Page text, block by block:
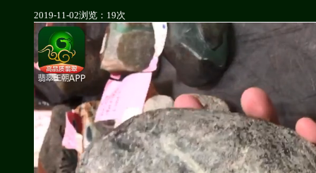
2019-11-02浏览：19次